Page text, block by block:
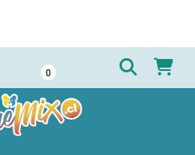
0